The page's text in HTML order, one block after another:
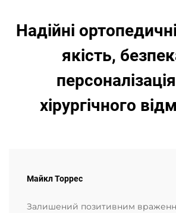
Надійні
якість,
хірургічного
Майкл Торрес
Залишений позитивним